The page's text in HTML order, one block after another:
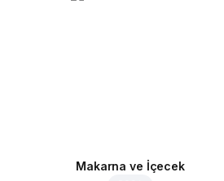
Makarna ve İçecek